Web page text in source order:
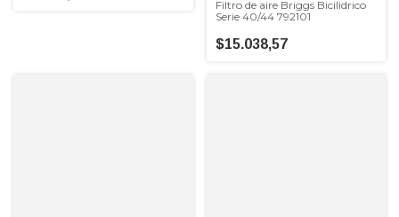
Filtro de aire Briggs Bicilidrico
Serie 40/44 792101
$15.038,57